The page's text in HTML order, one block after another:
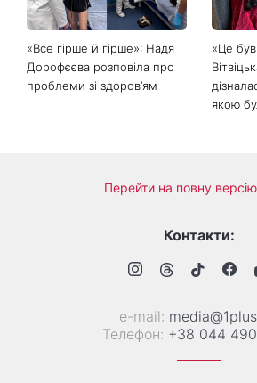
«Все гірше й гірше»: Надя
Дорофєєва розповіла про
проблеми зі здоров’ям
«Це
якою
Перейти на повну
Контакти:
е-mail:
Телефон: +38 044 490